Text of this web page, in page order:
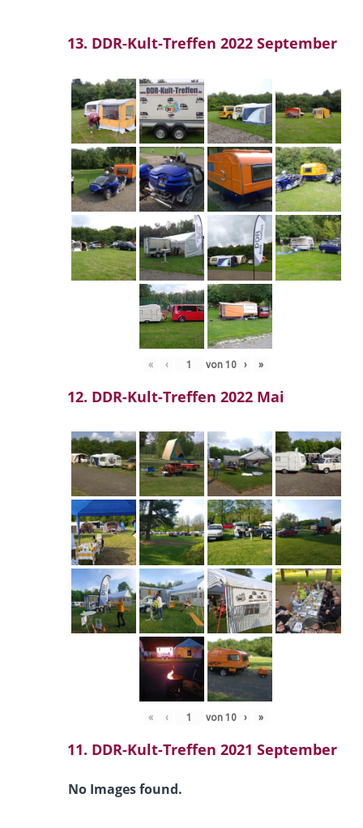
13. DDR-Kult-Treffen 2022 September
« ‹ von 10 › »
12. DDR-Kult-Treffen 2022 Mai
« ‹ von 10 › »
11. DDR-Kult-Treffen 2021 September
No Images found.